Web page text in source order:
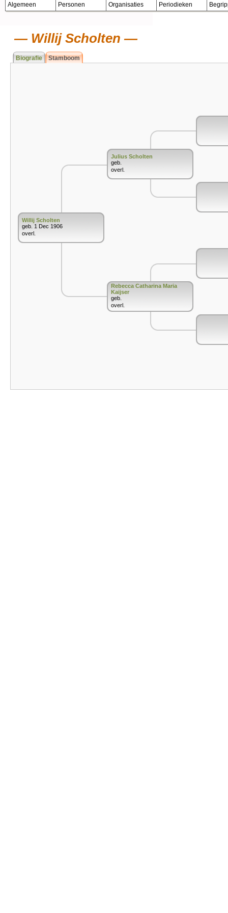
Algemeen Personen Organisaties Periodieken
Willij Scholten
Biografie Stamboom
Willij Scholten
geb. 1 Dec 1906
overl.
Julius Scholten
geb.
overl.
Rebecca Catharina Maria
Kaijser
geb.
overl.